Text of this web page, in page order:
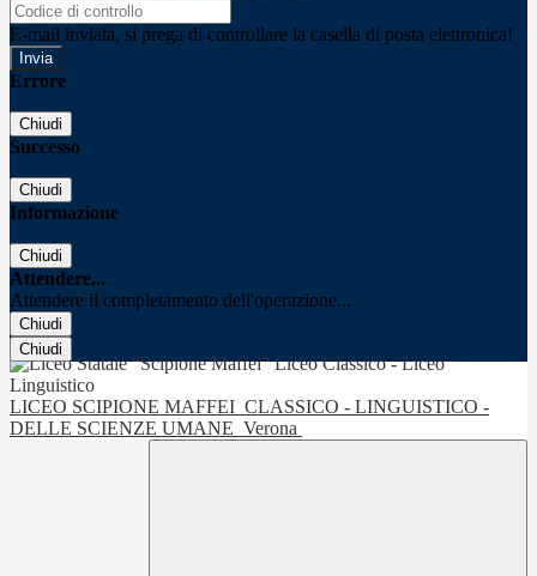
E-mail inviata, si prega di controllare la casella di posta elettronica!
Errore
Chiudi
Successo
Chiudi
Informazione
Chiudi
Attendere...
Attendere il completamento dell'operazione...
Chiudi
Chiudi
LICEO SCIPIONE MAFFEI CLASSICO - LINGUISTICO -
DELLE SCIENZE UMANE Verona